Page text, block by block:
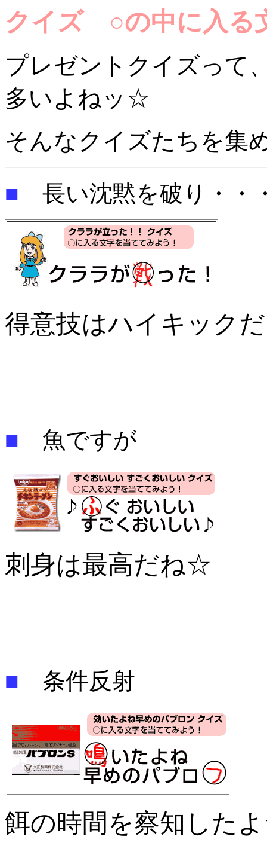
クイズ ○の中に入る
プレゼントクイズって
多いよねッ☆
そんなクイズたちを集
■ 長い沈黙を破り・・
得意技はハイキック
■ 魚ですが
刺身は最高だね☆
■ 条件反射
餌の時間を察知した